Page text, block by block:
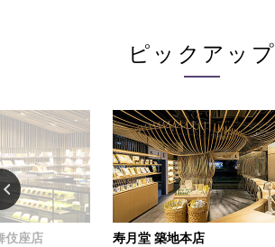
ピックアップ
伎座店
寿月堂 築地本店